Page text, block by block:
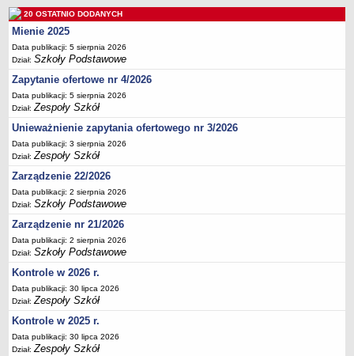
Kontrole
Rejestry, ewidencje, archiwa
Sprawozdania
Deklaracja dostępności
PORADNIE PSYCHOLOGICZNO-PEDAGOGICZNE
Zespół Poradni
BIURO FINANSÓW OŚWIATY
Dane podstawowe
Statut
Majątek
Godziny dyżurów
Ogłoszenia
Zarządzenia
Rejestry, ewidencje, archiwa
PONOWNE WYKORZYSTYWANIE
Sprawozdania
Deklaracja dostępności
20 OSTATNIO DODANYCH
Mienie 2025
Data publikacji: 5 sierpnia 2026
Dział:Szkoły Podstawowe
Zapytanie ofertowe nr 4/2026
Data publikacji: 5 sierpnia 2026
Dział:Zespoły Szkół
Unieważnienie zapytania ofertowego nr 3/2026
Data publikacji: 3 sierpnia 2026
Dział:Zespoły Szkół
Zarządzenie 22/2026
Data publikacji: 2 sierpnia 2026
Dział:Szkoły Podstawowe
Zarządzenie nr 21/2026
Data publikacji: 2 sierpnia 2026
Dział:Szkoły Podstawowe
Kontrole w 2026 r.
Data publikacji: 30 lipca 2026
Dział:Zespoły Szkół
Kontrole w 2025 r.
Data publikacji: 30 lipca 2026
Dział:Zespoły Szkół